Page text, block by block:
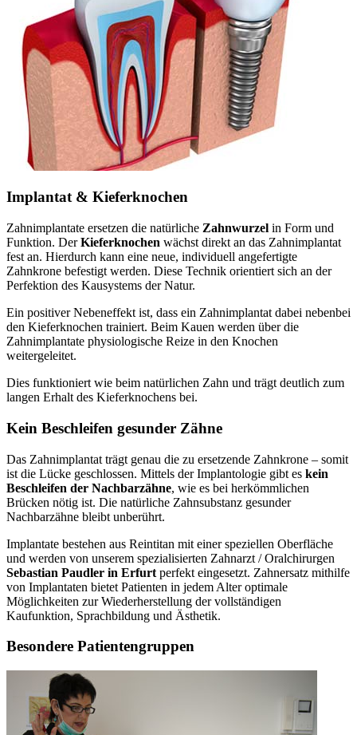
Implantat & Kieferknochen
Zahnimplantate ersetzen die natürliche Zahnwurzel in Form und
Funktion. DerKieferknochen wächst direkt an das Zahnimplantat
fest an. Hierdurch kann eine neue, individuell angefertigte
Zahnkrone befestigt werden. Diese Technik orientiert sich an der
Perfektion des Kausystems der Natur.
Ein positiver Nebeneffekt ist, dass ein Zahnimplantat dabei nebenbei
den Kieferknochen trainiert. Beim Kauen werden über die
Zahnimplantate physiologische Reize in den Knochen
weitergeleitet.
Dies funktioniert wie beim natürlichen Zahn und trägt deutlich zum
langen Erhalt des Kieferknochens bei.
Kein Beschleifen gesunder Zähne
Das Zahnimplantat trägt genau die zu ersetzende Zahnkrone – somit
ist die Lücke geschlossen. Mittels der Implantologie gibt es kein
Beschleifen der Nachbarzähne, wie es bei herkömmlichen
Brücken nötig ist. Die natürliche Zahnsubstanz gesunder
Nachbarzähne bleibt unberührt.
Implantate bestehen aus Reintitan mit einer speziellen Oberfläche
und werden von unserem spezialisierten Zahnarzt / Oralchirurgen
Sebastian Paudler in Erfurt perfekt eingesetzt. Zahnersatz mithilfe
von Implantaten bietet Patienten in jedem Alter optimale
Möglichkeiten zur Wiederherstellung der vollständigen
Kaufunktion, Sprachbildung und Ästhetik.
Besondere Patientengruppen